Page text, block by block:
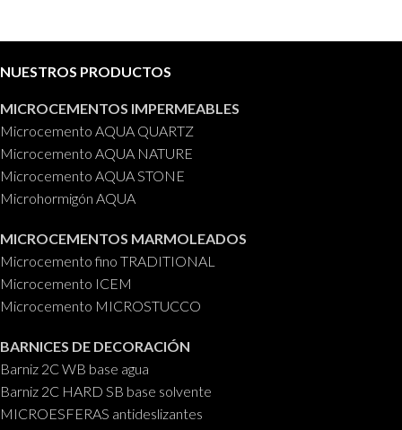
NUESTROS PRODUCTOS
MICROCEMENTOS IMPERMEABLES
Microcemento AQUA QUARTZ
Microcemento AQUA NATURE
Microcemento AQUA STONE
Microhormigón AQUA
MICROCEMENTOS MARMOLEADOS
Microcemento fino TRADITIONAL
Microcemento ICEM
Microcemento MICROSTUCCO
BARNICES DE DECORACIÓN
Barniz 2C WB base agua
Barniz 2C HARD SB base solvente
MICROESFERAS antideslizantes